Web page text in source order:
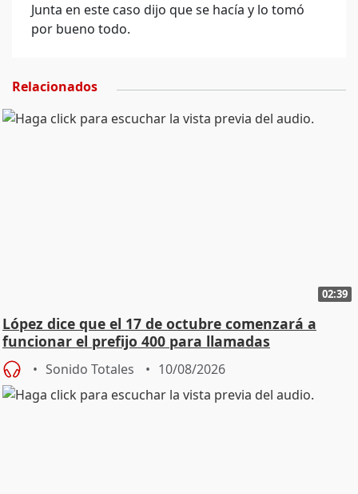
Junta en este caso dijo que se hacía y lo tomó
por bueno todo.
Relacionados
02:39
López dice que el 17 de octubre comenzará a
funcionar el prefijo 400 para llamadas
comerciales
Sonido Totales 10/08/2026